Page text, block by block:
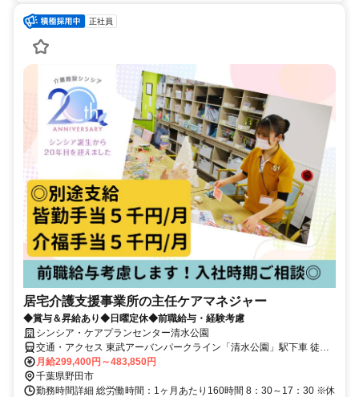
正社員
居宅介護支援事業所の主任ケアマネジャー
◆賞与＆昇給あり◆日曜定休◆前職給与・経験考慮
シンシア・ケアプランセンター清水公園
交通・アクセス 東武アーバンパークライン「清水公園」駅下車 徒歩7
分
月給299,400円～483,850円
千葉県野田市
勤務時間詳細 総労働時間：1ヶ月あたり160時間 8：30～17：30 ※休